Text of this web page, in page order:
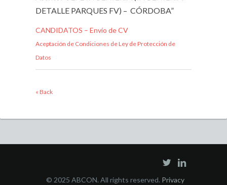
DETALLE PARQUES FV) – CÓRDOBA”
CANDIDATOS – Envío de CV
Aceptación de Condiciones de Ley de Protección de
Datos
« Back
© 2025 ABCON. All rights reserved. Privacy